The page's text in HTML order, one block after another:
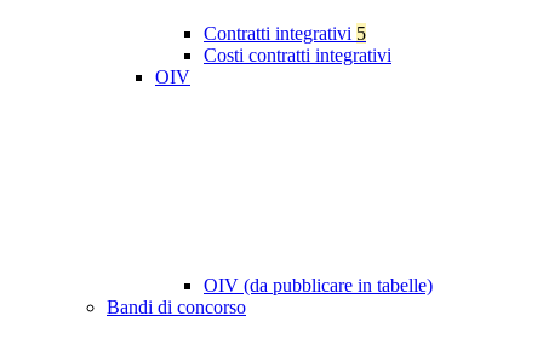
Contratti integrativi 5
Costi contratti integrativi
OIV
OIV (da pubblicare in tabelle)
Bandi di concorso